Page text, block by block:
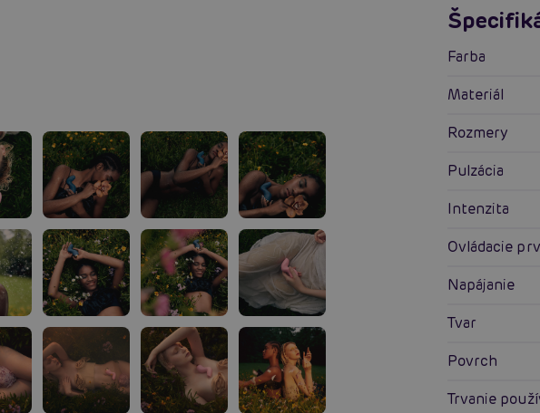
Farba
Materiál
Rozmery
Pulzácia
Intenzita
Ovládacie
Napájanie
Tvar
Povrch
Trvanie